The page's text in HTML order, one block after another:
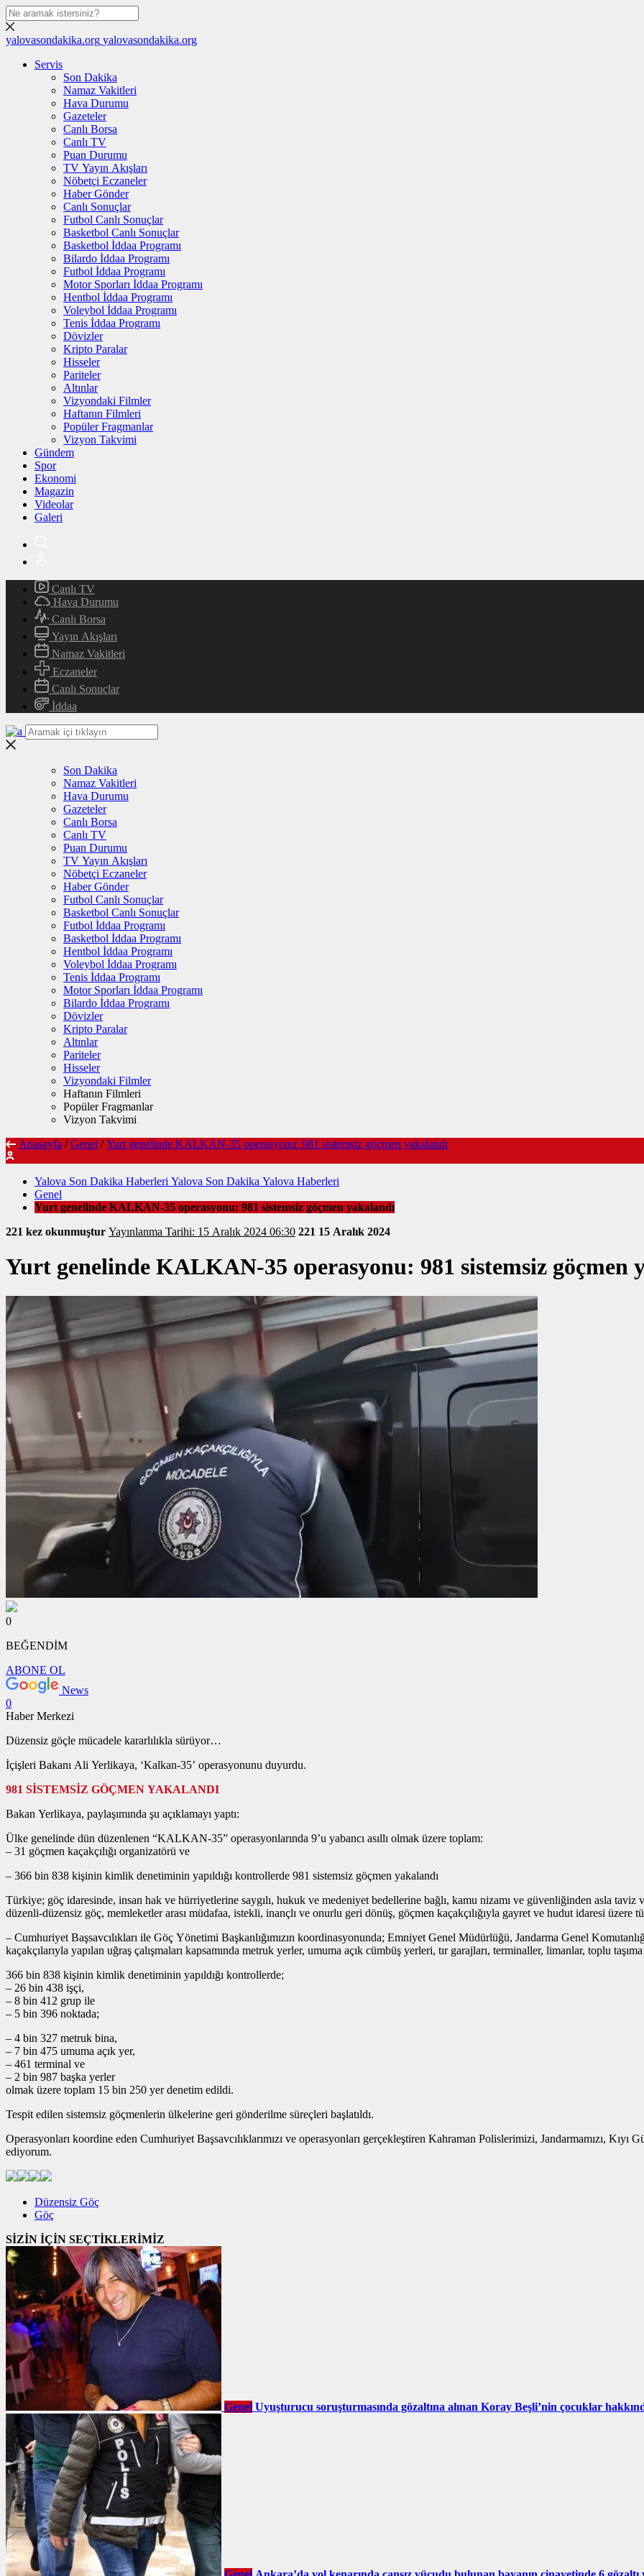
yalovasondakika.org yalovasondakika.org
Servis
Son Dakika
Namaz Vakitleri
Hava Durumu
Gazeteler
Canlı Borsa
Canlı TV
Puan Durumu
TV Yayın Akışları
Nöbetçi Eczaneler
Haber Gönder
Canlı Sonuçlar
Futbol Canlı Sonuçlar
Basketbol Canlı Sonuçlar
Basketbol İddaa Programı
Bilardo İddaa Programı
Futbol İddaa Programı
Motor Sporları İddaa Programı
Hentbol İddaa Programı
Voleybol İddaa Programı
Tenis İddaa Programı
Dövizler
Kripto Paralar
Hisseler
Pariteler
Altınlar
Vizyondaki Filmler
Haftanın Filmleri
Popüler Fragmanlar
Vizyon Takvimi
Gündem
Spor
Ekonomi
Magazin
Videolar
Galeri
Canlı TV
Hava Durumu
Canlı Borsa
Yayın Akışları
Namaz Vakitleri
Eczaneler
Canlı Sonuçlar
İddaa
Son Dakika
Namaz Vakitleri
Hava Durumu
Gazeteler
Canlı Borsa
Canlı TV
Puan Durumu
TV Yayın Akışları
Nöbetçi Eczaneler
Haber Gönder
Futbol Canlı Sonuçlar
Basketbol Canlı Sonuçlar
Futbol İddaa Programı
Basketbol İddaa Programı
Hentbol İddaa Programı
Voleybol İddaa Programı
Tenis İddaa Programı
Motor Sporları İddaa Programı
Bilardo İddaa Programı
Dövizler
Kripto Paralar
Altınlar
Pariteler
Hisseler
Vizyondaki Filmler
Haftanın Filmleri
Popüler Fragmanlar
Vizyon Takvimi
Anasayfa / Genel / Yurt genelinde KALKAN-35 operasyonu: 981 sistemsiz göçmen yakalandı
Yalova Son Dakika Haberleri Yalova Son Dakika Yalova Haberleri
Genel
Yurt genelinde KALKAN-35 operasyonu: 981 sistemsiz göçmen yakalandı
221 kez okunmuştur
Yayınlanma Tarihi: 15 Aralık 2024 06:30 221 15 Aralık 2024
Yurt genelinde KALKAN-35 operasyonu: 981 sistemsiz göçmen
0
BEĞENDİM
ABONE OL
News
0
Haber Merkezi
Düzensiz göçle mücadele kararlılıkla sürüyor…
İçişleri Bakanı Ali Yerlikaya, ‘Kalkan-35’ operasyonunu duyurdu.
981 SİSTEMSİZ GÖÇMEN YAKALANDI
Bakan Yerlikaya, paylaşımında şu açıklamayı yaptı:
Ülke genelinde dün düzenlenen “KALKAN-35” operasyonlarında 9’u yabancı asıllı olmak üzere toplam:
– 31 göçmen kaçakçılığı organizatörü ve
– 366 bin 838 kişinin kimlik denetiminin yapıldığı kontrollerde 981 sistemsiz göçmen yakalandı
Türkiye; göç idaresinde, insan hak ve hürriyetlerine saygılı, hukuk ve medeniyet bedellerine bağlı, kamu nizamı ve güvenliğinden asla
düzenli-düzensiz göç, memleketler arası müdafaa, istekli, inançlı ve onurlu geri dönüş, göçmen kaçakçılığıyla gayret ve hudut idaresi üzere
– Cumhuriyet Başsavcılıkları ile Göç Yönetimi Başkanlığımızın koordinasyonunda; Emniyet Genel Müdürlüğü, Jandarma Genel
kaçakçılarıyla yapılan uğraş çalışmaları kapsamında metruk yerler, umuma açık cümbüş yerleri, tır garajları, terminaller, limanlar, toplu
366 bin 838 kişinin kimlik denetiminin yapıldığı kontrollerde;
– 26 bin 438 işçi,
– 8 bin 412 grup ile
– 5 bin 396 noktada;
– 4 bin 327 metruk bina,
– 7 bin 475 umuma açık yer,
– 461 terminal ve
– 2 bin 987 başka yerler
olmak üzere toplam 15 bin 250 yer denetim edildi.
Tespit edilen sistemsiz göçmenlerin ülkelerine geri gönderilme süreçleri başlatıldı.
Operasyonları koordine eden Cumhuriyet Başsavcılıklarımızı ve operasyonları gerçekleştiren Kahraman Polislerimizi, Jandarmamızı, Kıyı
ediyorum.
Düzensiz Göç
Göç
SİZİN İÇİN SEÇTİKLERİMİZ
Genel Uyuşturucu soruşturmasında gözaltına alınan Koray Beşli’nin çocuklar